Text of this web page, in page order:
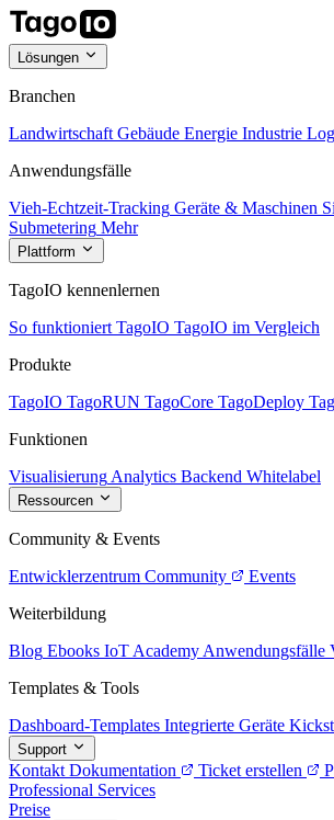
Lösungen
Branchen
Landwirtschaft Gebäude Energie Industrie
Anwendungsfälle
Vieh-Echtzeit-Tracking Geräte & Maschinen
Submetering Mehr
Plattform
TagoIO kennenlernen
So funktioniert TagoIO TagoIO im Vergleich
Produkte
TagoIO TagoRUN TagoCore TagoDeploy
Funktionen
Visualisierung Analytics Backend Whitelabel
Ressourcen
Community & Events
Entwicklerzentrum Community
Events
Weiterbildung
Blog Ebooks IoT Academy Anwendungsfälle
Templates & Tools
Dashboard-Templates Integrierte Geräte
Support
Kontakt Dokumentation Ticket erstellen
Professional Services
Preise